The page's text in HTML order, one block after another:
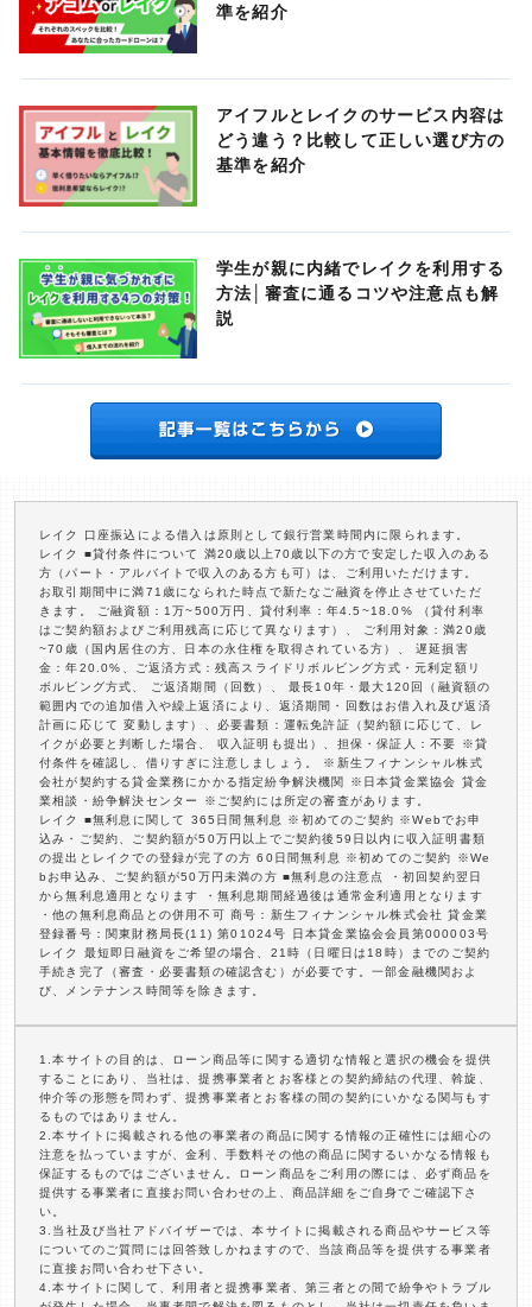
準を紹介
アイフルとレイクのサービス内容は
どう違う？比較して正しい選び方の
基準を紹介
学生が親に内緒でレイクを利用する
方法│審査に通るコツや注意点も解
説
レイク 口座振込による借入は原則として銀行営業時間内に限られます。
レイク ■貸付条件について 満20歳以上70歳以下の方で安定した収入のある
方（パート・アルバイトで収入のある方も可）は、ご利用いただけます。
お取引期間中に満71歳になられた時点で新たなご融資を停止させていただ
きます。 ご融資額：1万~500万円、貸付利率：年4.5~18.0% （貸付利率
はご契約額およびご利用残高に応じて異なります）、 ご利用対象：満20歳
~70歳（国内居住の方、日本の永住権を取得されている方）、 遅延損害
金：年20.0%、ご返済方式：残高スライドリボルビング方式・元利定額リ
ボルビング方式、 ご返済期間（回数）、 最長10年・最大120回（融資額の
範囲内での追加借入や繰上返済により、返済期間・回数はお借入れ及び返済
計画に応じて 変動します）、必要書類：運転免許証（契約額に応じて、レ
イクが必要と判断した場合、 収入証明も提出）、担保・保証人：不要 ※貸
付条件を確認し、借りすぎに注意しましょう。 ※新生フィナンシャル株式
会社が契約する貸金業務にかかる指定紛争解決機関 ※日本貸金業協会 貸金
業相談・紛争解決センター ※ご契約には所定の審査があります。
レイク ■無利息に関して 365日間無利息 ※初めてのご契約 ※Webでお申
込み・ご契約、ご契約額が50万円以上でご契約後59日以内に収入証明書類
の提出とレイクでの登録が完了の方 60日間無利息 ※初めてのご契約 ※We
bお申込み、ご契約額が50万円未満の方 ■無利息の注意点 ・初回契約翌日
から無利息適用となります ・無利息期間経過後は通常金利適用となります
・他の無利息商品との併用不可 商号：新生フィナンシャル株式会社 貸金業
登録番号：関東財務局長(11) 第01024号 日本貸金業協会会員第000003号
レイク 最短即日融資をご希望の場合、21時（日曜日は18時）までのご契約
手続き完了（審査・必要書類の確認含む）が必要です。一部金融機関およ
び、メンテナンス時間等を除きます。
1.本サイトの目的は、ローン商品等に関する適切な情報と選択の機会を提供
することにあり、当社は、提携事業者とお客様との契約締結の代理、斡旋、
仲介等の形態を問わず、提携事業者とお客様の間の契約にいかなる関与もす
るものではありません。
2.本サイトに掲載される他の事業者の商品に関する情報の正確性には細心の
注意を払っていますが、金利、手数料その他の商品に関するいかなる情報も
保証するものではございません。ローン商品をご利用の際には、必ず商品を
提供する事業者に直接お問い合わせの上、商品詳細をご自身でご確認下さ
い。
3.当社及び当社アドバイザーでは、本サイトに掲載される商品やサービス等
についてのご質問には回答致しかねますので、当該商品等を提供する事業者
に直接お問い合わせ下さい。
4.本サイトに関して、利用者と提携事業者、第三者との間で紛争やトラブル